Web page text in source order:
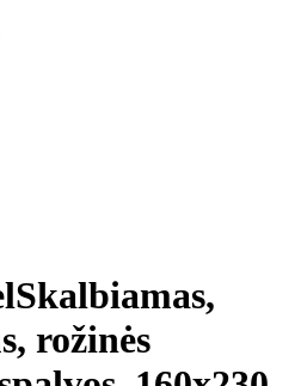
Skalbiamas,
rožinės